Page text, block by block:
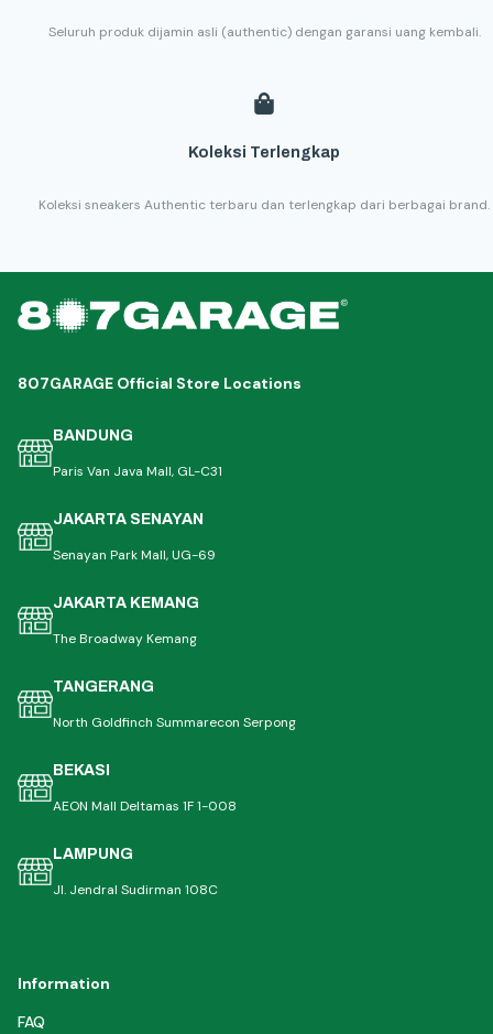
Seluruh produk dijamin asli (authentic) dengan garansi uang kembali.
Koleksi Terlengkap
Koleksi sneakers Authentic terbaru dan terlengkap dari berbagai brand.
807GARAGE Official Store Locations
BANDUNG
Paris Van Java Mall, GL-C31
JAKARTA SENAYAN
Senayan Park Mall, UG-69
JAKARTA KEMANG
The Broadway Kemang
TANGERANG
North Goldfinch Summarecon Serpong
BEKASI
AEON Mall Deltamas 1F 1-008
LAMPUNG
Jl. Jendral Sudirman 108C
Information
FAQ